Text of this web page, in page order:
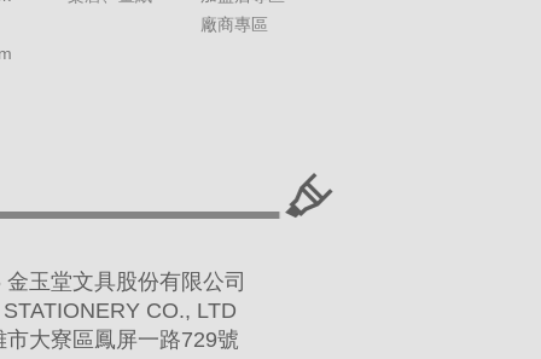
廠商專區
玉堂文具股份有限公司
CO., LTD
大寮區鳳屏一路729號